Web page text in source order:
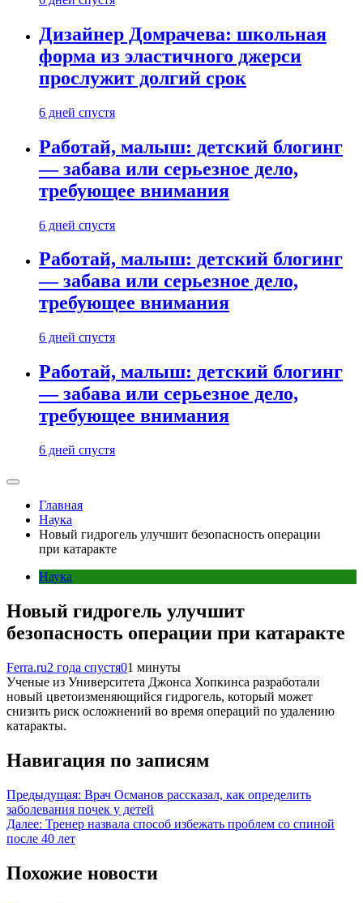
Дизайнер Домрачева: школьная
форма из эластичного джерси
прослужит долгий срок
6 дней спустя
Работай, малыш: детский блогинг
— забава или серьезное дело,
требующее внимания
6 дней спустя
Работай, малыш: детский блогинг
— забава или серьезное дело,
требующее внимания
6 дней спустя
Работай, малыш: детский блогинг
— забава или серьезное дело,
требующее внимания
6 дней спустя
Главная
Наука
Новый гидрогель улучшит безопасность операции
при катаракте
Наука
Новый гидрогель улучшит
безопасность операции при катаракте
Ferra.ru2 года спустя01 минуты
Ученые из Университета Джонса Хопкинса разработали
новый цветоизменяющийся гидрогель, который может
снизить риск осложнений во время операций по удалению
катаракты.
Навигация по записям
Предыдущая: Врач Османов рассказал, как определить
заболевания почек у детей
Далее: Тренер назвала способ избежать проблем со спиной
после 40 лет
Похожие новости